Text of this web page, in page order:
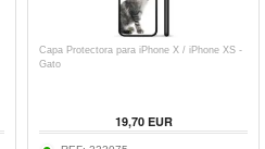
Capa Protectora para iPhone X / iPhone XS -
Gato
19,70EUR